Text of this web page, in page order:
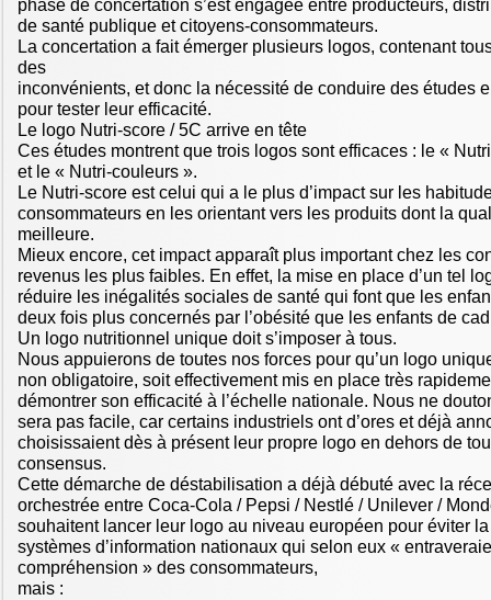
phase de concertation s’est engagée entre producteurs,
de santé publique et citoyens-consommateurs.
La concertation a fait émerger plusieurs logos, contenant
des
inconvénients, et donc la nécessité de conduire des études
pour tester leur efficacité.
Le logo Nutri-score / 5C arrive en tête
Ces études montrent que trois logos sont efficaces : le «
et le « Nutri-couleurs ».
Le Nutri-score est celui qui a le plus d’impact sur les
consommateurs en les orientant vers les produits dont la
meilleure.
Mieux encore, cet impact apparaît plus important chez les
revenus les plus faibles. En effet, la mise en place d’un tel
réduire les inégalités sociales de santé qui font que les
deux fois plus concernés par l’obésité que les enfants de
Un logo nutritionnel unique doit s’imposer à tous.
Nous appuierons de toutes nos forces pour qu’un logo
non obligatoire, soit effectivement mis en place très
démontrer son efficacité à l’échelle nationale. Nous ne
sera pas facile, car certains industriels ont d’ores et déjà
choisissaient dès à présent leur propre logo en dehors de
consensus.
Cette démarche de déstabilisation a déjà débuté avec la
orchestrée entre Coca-Cola / Pepsi / Nestlé / Unilever /
souhaitent lancer leur logo au niveau européen pour éviter
systèmes d’information nationaux qui selon eux «
compréhension » des consommateurs,
mais :